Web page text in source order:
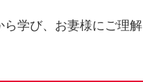
ら学び、お妻様にご理解